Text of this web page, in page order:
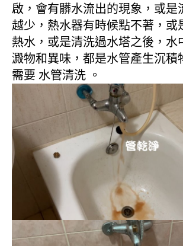
啟，會有髒水流出的現象，或是
越少，熱水器有時候點不著，或
熱水，或是清洗過水塔之後，水
澱物和異味，都是水管產生沉積
需要 水管清洗 。